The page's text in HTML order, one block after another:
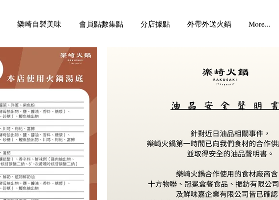
樂崎自製美味 會員點數集點 分店據點 外帶外送火鍋 More...